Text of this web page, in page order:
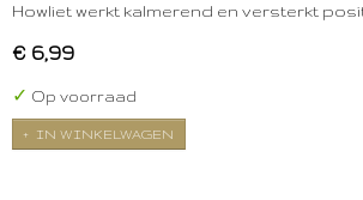
Howliet werkt kalmerend en versterkt
€ 6,99
✓ Op voorraad
IN WINKELWAGEN